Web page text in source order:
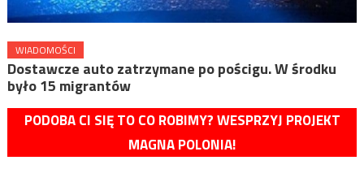
WIADOMOŚCI
Dostawcze auto zatrzymane po pościgu. W środku
było 15 migrantów
PODOBA CI SIĘ TO CO ROBIMY? WESPRZYJ PROJEKT
MAGNA POLONIA!